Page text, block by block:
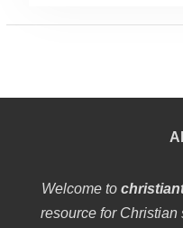
Welcome to
resource for Christian